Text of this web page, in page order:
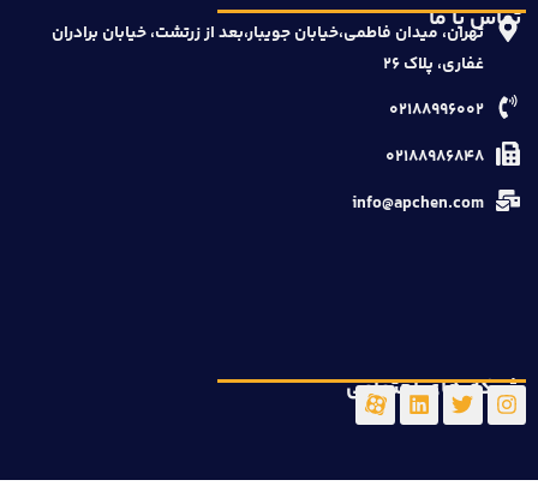
تماس با ما
تهران، میدان فاطمی،خیابان جویبار،بعد از زرتشت، خیابان برادران
غفاری، پلاک ۲۶
۰۲۱۸۸۹۹۶۰۰۲
۰۲۱۸۸۹۸۶۸۴۸
info@apchen.com
شبکه های اجتماعی